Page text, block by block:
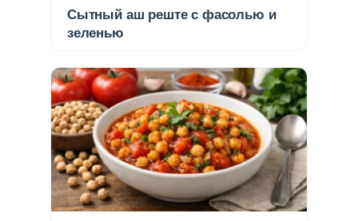
Сытный аш реште с фасолью и
зеленью